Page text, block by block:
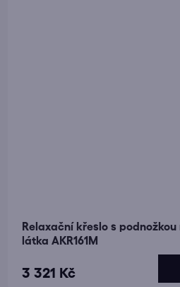
Relaxační křeslo s
látka AKR161M
3 321 Kč